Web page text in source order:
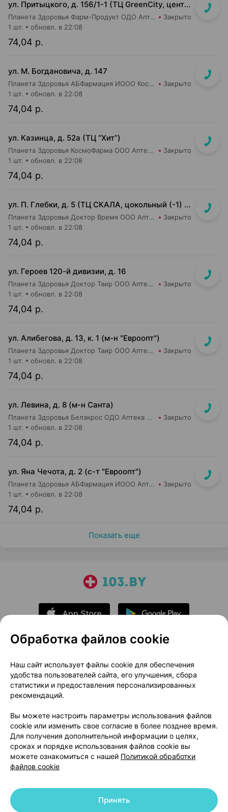
ул. Притыцкого, д. 156/1-1 (ТЦ GreenCity, центральный вход со стороны метро)
Планета Здоровья Фарм-Продукт ОДО Аптека №23 Закрыто
74,04 р.
1 шт. обновл. в 22:08
ул. М. Богдановича, д. 147
Планета Здоровья АБФармация ИООО Косметический магазин №4 Закрыто
74,04 р.
1 шт. обновл. в 22:08
ул. Казинца, д. 52а (ТЦ “Хит”)
Планета Здоровья КосмоФарма ООО Аптека №17 Закрыто
74,04 р.
1 шт. обновл. в 22:08
ул. П. Глебки, д. 5 (ТЦ СКАЛА, цокольный (-1) этаж)
Планета Здоровья Доктор Время ООО Аптека №50 Закрыто
74,04 р.
1 шт. обновл. в 22:08
ул. Героев 120-й дивизии, д. 16
Планета Здоровья Доктор Таир ООО Аптека №2 Закрыто
74,04 р.
1 шт. обновл. в 22:08
ул. Алибегова, д. 13, к. 1 (м-н "Евроопт")
Планета Здоровья Доктор Таир ООО Аптека №1 Закрыто
74,04 р.
1 шт. обновл. в 22:08
ул. Левина, д. 8 (м-н Санта)
Планета Здоровья Белэкрос ОДО Аптека №5 Закрыто
74,04 р.
1 шт. обновл. в 22:08
ул. Яна Чечота, д. 2 (с-т "Евроопт")
Планета Здоровья АБФармация ИООО Аптека №26 Закрыто
74,04 р.
1 шт. обновл. в 22:08
Показать еще
О проекте
Новости проекта
Размещение рекламы
Медицинский маркетинг
Публичный договор
Доставка
Способы оплаты
Вакансии
Партнеры
Написать руководителю 103.by
Написать в поддержку
Персональные настройки Cookie
© 2026 ООО «Артокс Лаб», УНП 191700409 | 220012, Республика Беларусь,
Обработка файлов cookie
Наш сайт использует файлы cookie для обеспечения
удобства пользователей сайта, его улучшения, сбора
статистики и предоставления персонализированных
рекомендаций.
Вы можете настроить параметры использования файлов
cookie или изменить свое согласие в более позднее время.
Для получения дополнительной информации о целях,
сроках и порядке использования файлов cookie вы
можете ознакомиться с нашей Политикой обработки
файлов cookie
Принять